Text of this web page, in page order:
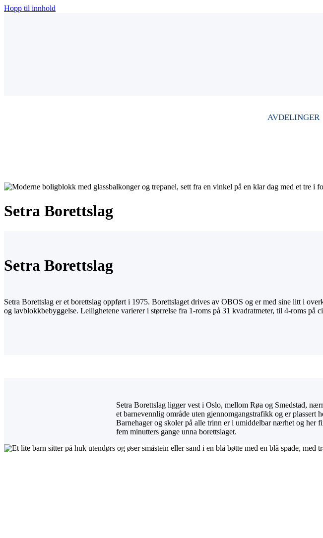
Hopp til innhold
AVDELINGER
Setra Borettslag
Setra Borettslag
Setra Borettslag er et borettslag oppført i 1975. Borettslaget drives av OBOS og er med sine litt i
og lavblokkbebyggelse. Leilighetene varierer i størrelse fra 1-roms på 31 kvadratmeter, til 4-roms på
Setra Borettslag ligger vest i Oslo, mellom Røa og Smedstad,
et barnevennlig område uten gjennomgangstrafikk og er
Barnehager og skoler på alle trinn er i umiddelbar nærhet og her
fem minutters gange unna borettslaget.